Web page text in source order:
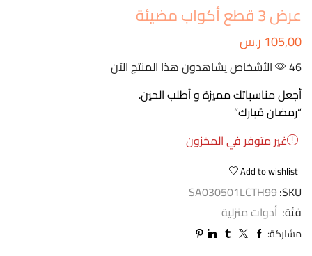
عرض 3 قطع أكواب مضيئة
105,00 ر.س
46 الأشخاص يشاهدون هذا المنتج الآن
أجعل مناسباتك مميزة و أطلب الحين.
“رمضان مٌبارك”
غير متوفر في المخزون
Add to wishlist
SKU:
SA030501LCTH99
فئة: أدوات منزلية
مشاركة: